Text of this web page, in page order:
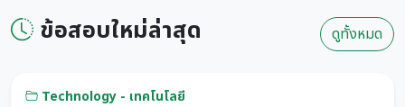
ข้อสอบใหม่ล่าสุด ดูทั้งหมด
Technology - เทคโนโลยี